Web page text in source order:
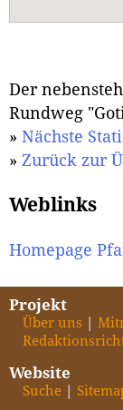
Der
Rundweg
» Nächste
» Zurück zur
Weblinks
Homepage
Projekt
Über uns
Website
Suche